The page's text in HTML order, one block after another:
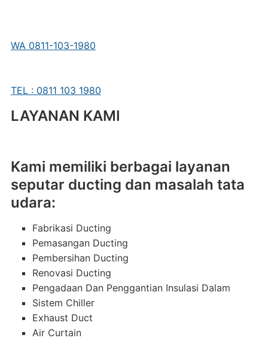
WA 0811-103-1980
TEL : 0811 103 1980
LAYANAN KAMI
Kami memiliki berbagai layanan
seputar ducting dan masalah tata
udara:
Fabrikasi Ducting
Pemasangan Ducting
Pembersihan Ducting
Renovasi Ducting
Pengadaan Dan Penggantian Insulasi Dalam
Sistem Chiller
Exhaust Duct
Air Curtain